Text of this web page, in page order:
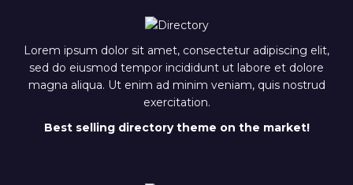
Lorem ipsum dolor sit amet, consectetur adipiscing elit,
sed do eiusmod tempor incididunt ut labore et dolore
magna aliqua. Ut enim ad minim veniam, quis nostrud
exercitation.
Best selling directory theme on the market!